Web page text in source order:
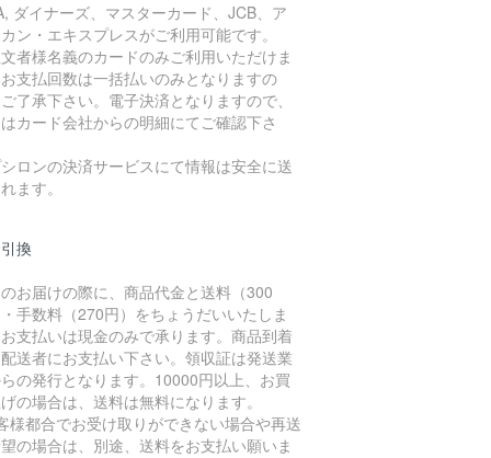
ダイナーズ、マスターカード、JCB、ア
ン・エキスプレスがご利用可能です。
者様名義のカードのみご利用いただけま
支払回数は一括払いのみとなりますの
了承下さい。電子決済となりますので、
カード会社からの明細にてご確認下さ
ロンの決済サービスにて情報は安全に送
ます。
換
お届けの際に、商品代金と送料（300
手数料（270円）をちょうだいいたしま
支払いは現金のみで承ります。商品到着
送者にお支払い下さい。領収証は発送業
の発行となります。10000円以上、お買
の場合は、送料は無料になります。
様都合でお受け取りができない場合や再送
の場合は、別途、送料をお支払い願いま